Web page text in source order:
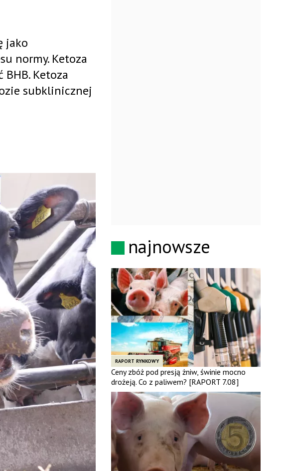
jako
normy. Ketoza
Ketoza
subklinicznej
najnowsze
RAPORT RYNKOWY
Ceny zbóż pod presją żniw, świnie mocno
drożeją. Co z paliwem? [RAPORT 7.08]